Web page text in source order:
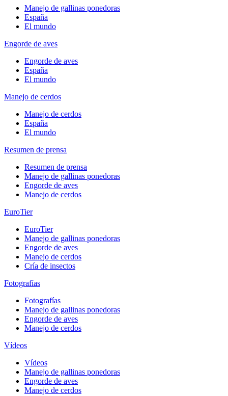
Manejo de gallinas ponedoras
España
El mundo
Engorde de aves
Engorde de aves
España
El mundo
Manejo de cerdos
Manejo de cerdos
España
El mundo
Resumen de prensa
Resumen de prensa
Manejo de gallinas ponedoras
Engorde de aves
Manejo de cerdos
EuroTier
EuroTier
Manejo de gallinas ponedoras
Engorde de aves
Manejo de cerdos
Cría de insectos
Fotografías
Fotografías
Manejo de gallinas ponedoras
Engorde de aves
Manejo de cerdos
Vídeos
Vídeos
Manejo de gallinas ponedoras
Engorde de aves
Manejo de cerdos